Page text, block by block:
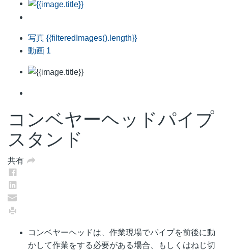
写真 {{filteredImages().length}}
動画 1
コンベヤーヘッドパイプ
スタンド
共有
コンベヤーヘッドは、作業現場でパイプを前後に動
かして作業をする必要がある場合、もしくはねじ切